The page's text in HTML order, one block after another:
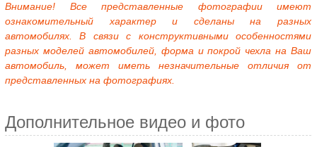
Внимание! Все представленные фотографии имеют
ознакомительный характер и сделаны на разных
автомобилях. В связи с конструктивными особенностями
разных моделей автомобилей, форма и покрой чехла на Ваш
автомобиль, может иметь незначительные отличия от
представленных на фотографиях.
Дополнительное видео и фото